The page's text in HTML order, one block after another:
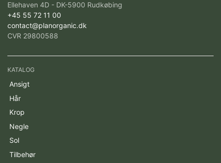
Ellehaven 4D - DK-5900 Rudkøbing
+45 55 72 11 00
contact@planorganic.dk
CVR 29800588
KATALOG
Ansigt
Hår
Krop
Negle
Sol
Tilbehør